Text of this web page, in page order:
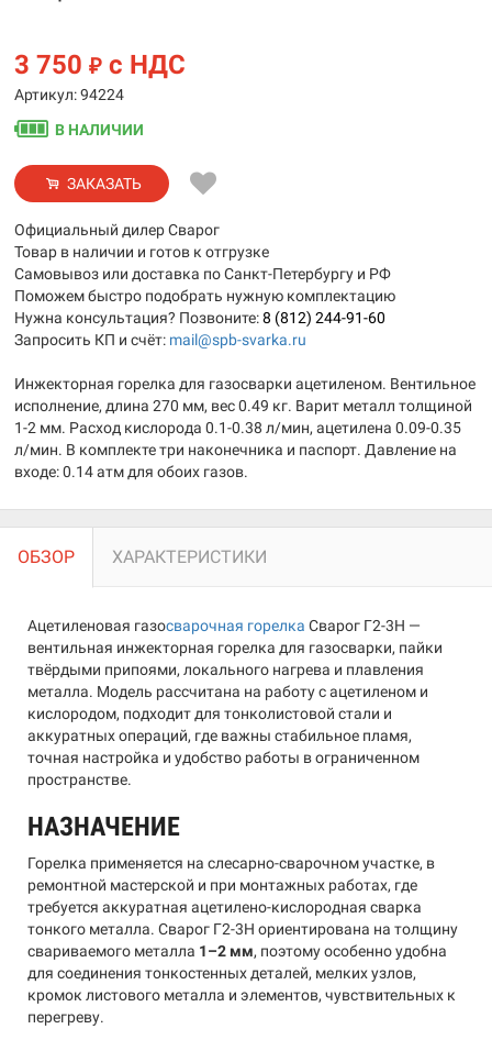
3 750 ₽ с НДС
Артикул: 94224
В НАЛИЧИИ
ЗАКАЗАТЬ
Официальный дилер Сварог
Товар в наличии и готов к отгрузке
Самовывоз или доставка по Санкт-Петербургу и РФ
Поможем быстро подобрать нужную комплектацию
Нужна консультация? Позвоните:8 (812) 244-91-60
Запросить КП и счёт: mail@spb-svarka.ru
Инжекторная горелка для газосварки ацетиленом. Вентильное
исполнение, длина 270 мм, вес 0.49 кг. Варит металл толщиной
1-2 мм. Расход кислорода 0.1-0.38 л/мин, ацетилена 0.09-0.35
л/мин. В комплекте три наконечника и паспорт. Давление на
входе: 0.14 атм для обоих газов.
ОБЗОР ХАРАКТЕРИСТИКИ
Ацетиленовая газосварочная горелка Сварог Г2-3Н —
вентильная инжекторная горелка для газосварки, пайки
твёрдыми припоями, локального нагрева и плавления
металла. Модель рассчитана на работу с ацетиленом и
кислородом, подходит для тонколистовой стали и
аккуратных операций, где важны стабильное пламя,
точная настройка и удобство работы в ограниченном
пространстве.
НАЗНАЧЕНИЕ
Горелка применяется на слесарно-сварочном участке, в
ремонтной мастерской и при монтажных работах, где
требуется аккуратная ацетилено-кислородная сварка
тонкого металла. Сварог Г2-3Н ориентирована на толщину
свариваемого металла 1–2 мм, поэтому особенно удобна
для соединения тонкостенных деталей, мелких узлов,
кромок листового металла и элементов, чувствительных к
перегреву.